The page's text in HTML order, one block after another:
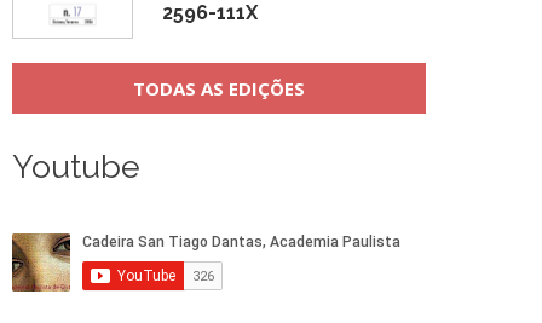
2596-111X
TODAS AS EDIÇÕES
Youtube